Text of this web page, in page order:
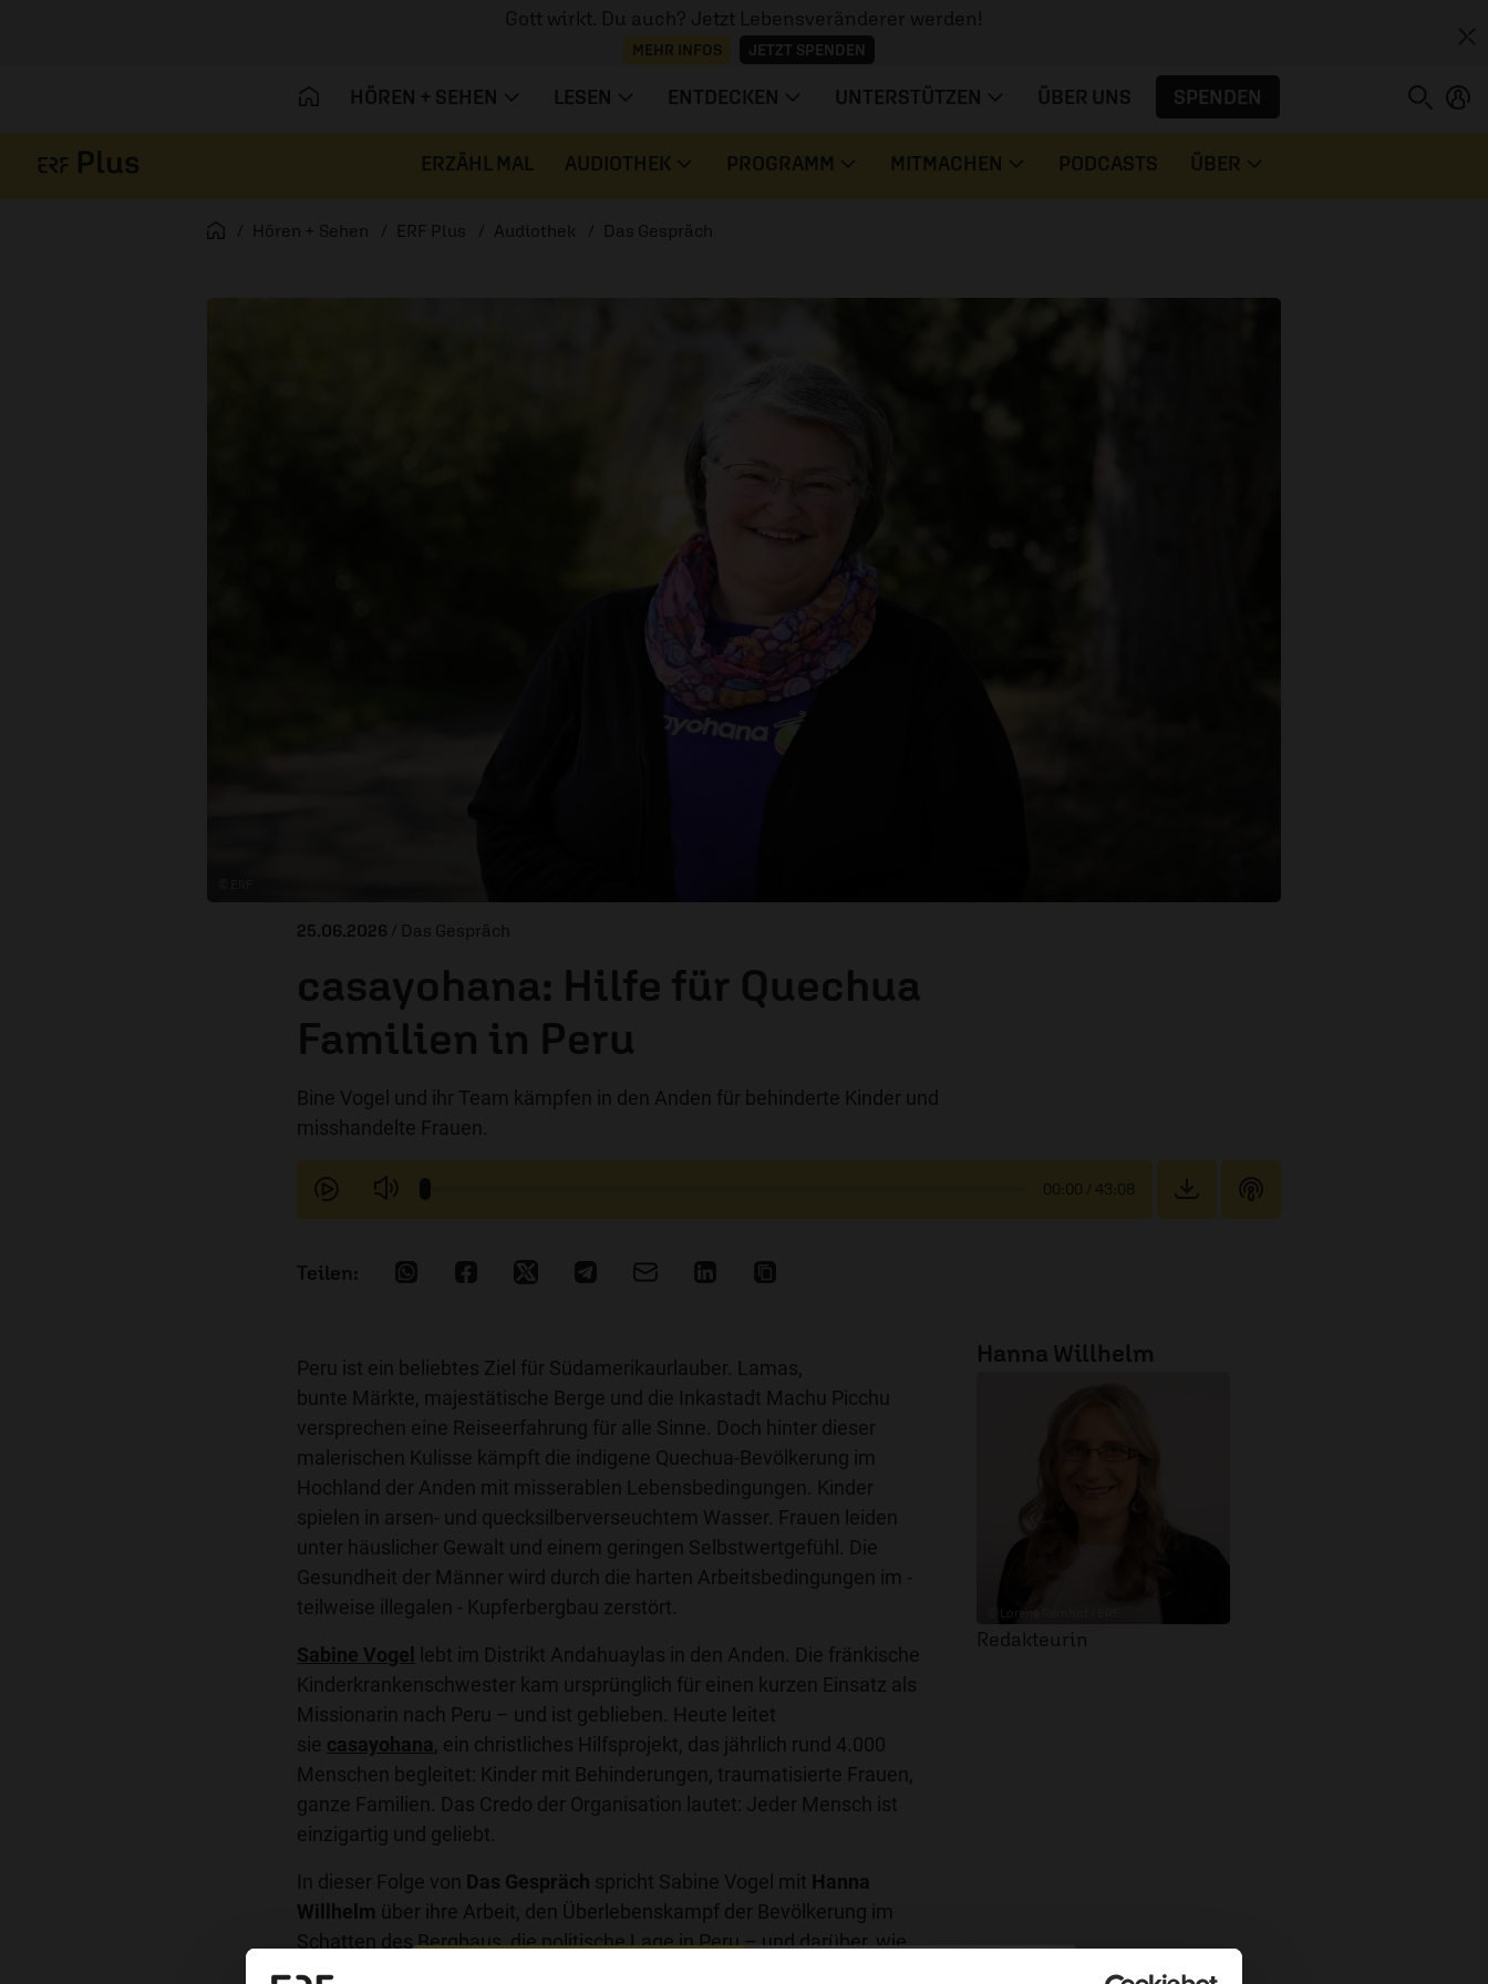
Gott wirkt. Du auch? Jetzt Lebensveränderer werden!
MEHR INFOS JETZT SPENDEN
HÖREN + SEHEN LESEN ENTDECKEN UNTERSTÜTZEN ÜBER UNS SPENDEN
ERZÄHL MAL AUDIOTHEK PROGRAMM MITMACHEN PODCASTS ÜBER
Startseite
Hören + Sehen ERF Plus Audiothek Das Gespräch
25.06.2026 / Das Gespräch
casayohana: Hilfe für Quechua
Familien in Peru
Bine Vogel und ihr Team kämpfen in den Anden für behinderte Kinder und
misshandelte Frauen.
00:00 / 43:08
Peru ist ein beliebtes Ziel für Südamerikaurlauber. Lamas,
bunte Märkte, majestätische Berge und die Inkastadt Machu Picchu
versprechen eine Reiseerfahrung für alle Sinne. Doch hinter dieser
malerischen Kulisse kämpft die indigene Quechua-Bevölkerung im
Hochland der Anden mit misserablen Lebensbedingungen. Kinder
spielen in arsen- und quecksilberverseuchtem Wasser. Frauen leiden
unter häuslicher Gewalt und einem geringen Selbstwertgefühl. Die
Gesundheit der Männer wird durch die harten Arbeitsbedingungen im -
teilweise illegalen - Kupferbergbau zerstört.
Sabine Vogel lebt im Distrikt Andahuaylas in den Anden. Die fränkische
Kinderkrankenschwester kam ursprünglich für einen kurzen Einsatz als
Missionarin nach Peru – und ist geblieben. Heute leitet
sie casayohana , ein christliches Hilfsprojekt, das jährlich rund 4.000
Menschen begleitet: Kinder mit Behinderungen, traumatisierte Frauen,
ganze Familien. Das Credo der Organisation lautet: Jeder Mensch ist
einzigartig und geliebt.
In dieser Folge von Das Gespräch spricht Sabine Vogel mit Hanna
Willhelm über ihre Arbeit, den Überlebenskampf der Bevölkerung im
Schatten des Bergbaus, die politische Lage in Peru – und darüber, wie
es das Selbstbild der Frauen verändert, wenn sie begreifen, dass
Hanna Willhelm
Redakteurin